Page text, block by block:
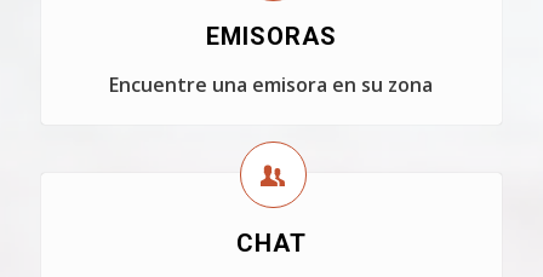
EMISORAS
Encuentre una emisora en su zona
CHAT